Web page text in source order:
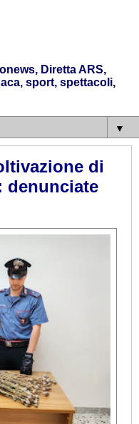
Diretta ARS,
sport, spettacoli,
▼
di
denunciate